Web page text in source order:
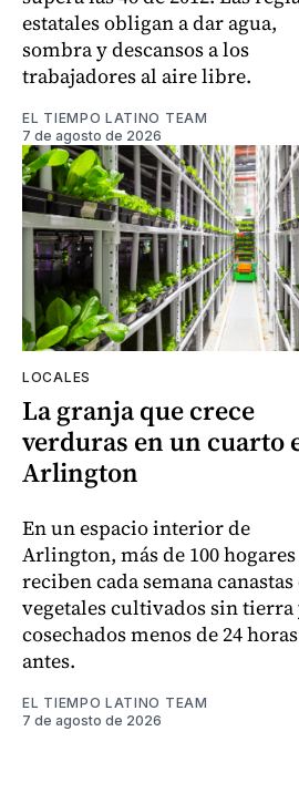
estatales obligan a dar agua,
sombra y descansos a los
trabajadores al aire libre.
EL TIEMPO LATINO TEAM
7 de agosto de 2026
LOCALES
La granja que crece
verduras en un cuarto
Arlington
En un espacio interior de
Arlington, más de 100 hogares
reciben cada semana canastas
vegetales cultivados sin tierra
cosechados menos de 24 horas
antes.
EL TIEMPO LATINO TEAM
7 de agosto de 2026